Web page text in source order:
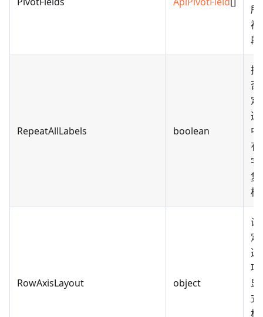
所
视
段
RepeatAllLabels boolean
指
否
定
透
中
有
字
复
标
RowAxisLayout object
设
定
透
项
显
式
格